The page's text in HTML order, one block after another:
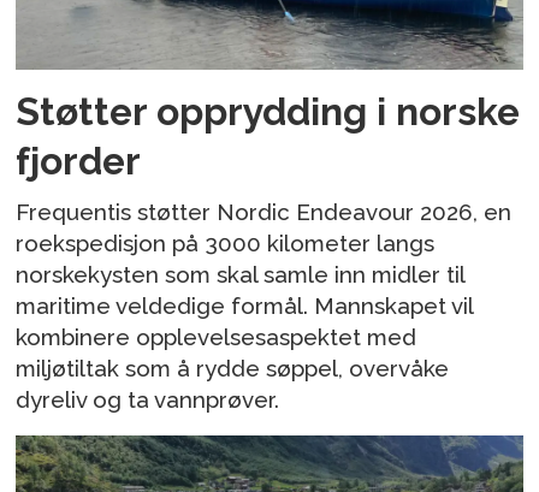
Støtter opprydding i norske
fjorder
Frequentis støtter Nordic Endeavour 2026, en
roekspedisjon på 3000 kilometer langs
norskekysten som skal samle inn midler til
maritime veldedige formål. Mannskapet vil
kombinere opplevelsesaspektet med
miljøtiltak som å rydde søppel, overvåke
dyreliv og ta vannprøver.